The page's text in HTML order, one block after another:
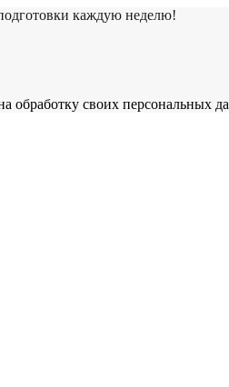
каждую неделю!
обработку своих персональных